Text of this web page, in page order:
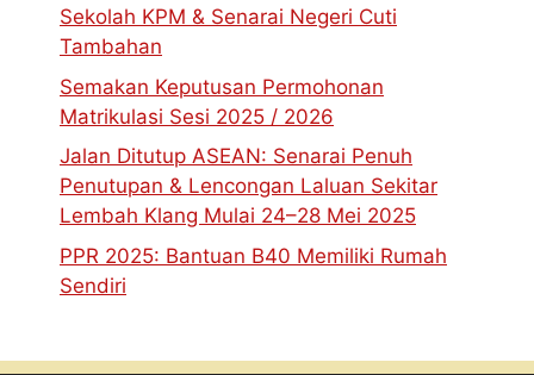
Sekolah KPM & Senarai Negeri Cuti
Tambahan
Semakan Keputusan Permohonan
Matrikulasi Sesi 2025 / 2026
Jalan Ditutup ASEAN: Senarai Penuh
Penutupan & Lencongan Laluan Sekitar
Lembah Klang Mulai 24–28 Mei 2025
PPR 2025: Bantuan B40 Memiliki Rumah
Sendiri